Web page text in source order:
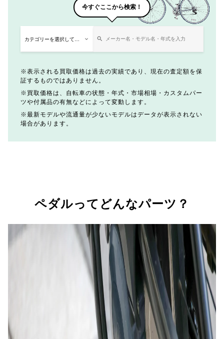
今すぐここから検索！
表示される買取価格は過去の実績であり、現在の査定額を保
証するものではありません。
買取価格は、自転車の状態・年式・市場相場・カスタムパー
ツや付属品の有無などによって変動します。
最新モデルや流通量が少ないモデルはデータが表示されない
場合があります。
ペダルってどんなパーツ？